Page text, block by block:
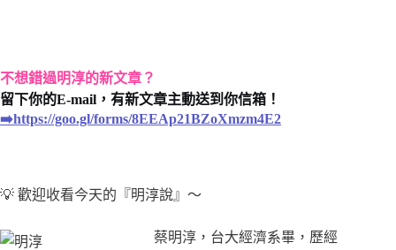
不想錯過明淳的新文章？
留下你的E-mail，有新文章主動送到你信箱！
➡️https://goo.gl/forms/8EEAp21BZoXmzm4E2
💡 歡迎收看今天的『明淳說』～
蔡明淳，台大經濟系畢，歷經